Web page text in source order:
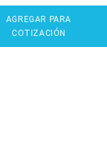
AGREGAR PARA
COTIZACIÓN